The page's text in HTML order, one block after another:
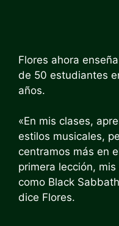
Flores ahora
de 50 estudiantes
años.
«En mis clases,
estilos musicales,
centramos más en
primera lección,
como Black
dice Flores.